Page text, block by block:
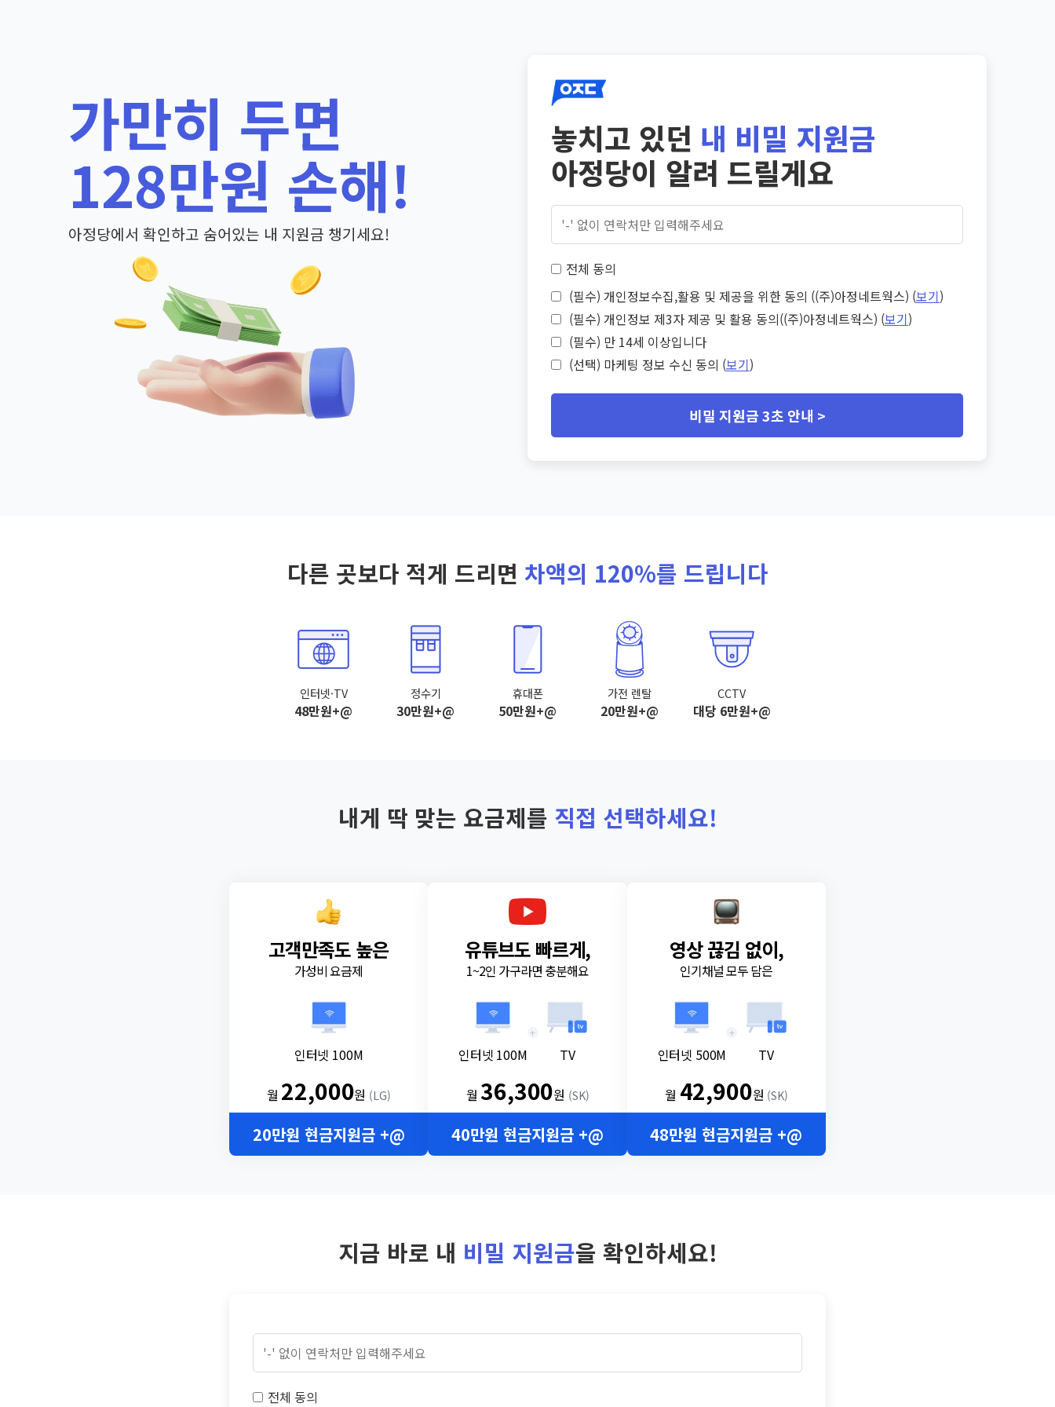
가만히 두면
128만원 손해!
아정당에서 확인하고 숨어있는 내 지원금 챙기세요!
놓치고 있던 내 비밀 지원금
아정당이 알려 드릴게요
전체 동의
(필수) 개인정보수집,활용 및 제공을 위한 동의 ((주)아정네트웍스) (보기)
(필수) 개인정보 제3자 제공 및 활용 동의((주)아정네트웍스) (보기)
(필수) 만 14세 이상입니다
(선택) 마케팅 정보 수신 동의 (보기)
비밀 지원금 3초 안내 >
다른 곳보다 적게 드리면 차액의 120%를 드립니다
인터넷·TV
48만원+@
정수기
30만원+@
휴대폰
50만원+@
가전 렌탈
20만원+@
CCTV
대당 6만원+@
내게 딱 맞는 요금제를 직접 선택하세요!
고객만족도 높은
가성비 요금제
인터넷 100M
월 22,000원 (LG)
20만원 현금지원금 +@
유튜브도 빠르게,
1~2인 가구라면 충분해요
인터넷 100M
+
TV
월36,300원 (SK)
40만원 현금지원금 +@
영상 끊김 없이,
인기채널 모두 담은
인터넷 500M
+
TV
월 42,900원 (SK)
48만원 현금지원금 +@
지금 바로 내 비밀 지원금을 확인하세요!
전체 동의